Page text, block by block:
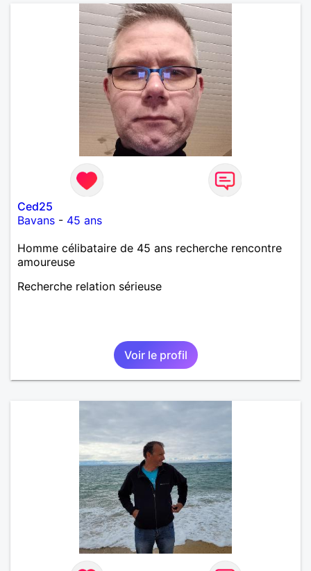
Ced25
Bavans - 45 ans
Homme célibataire de 45 ans recherche rencontre
amoureuse
Recherche relation sérieuse
Voir le profil